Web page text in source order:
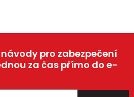
pro zabezpečení
za čas přímo do e-